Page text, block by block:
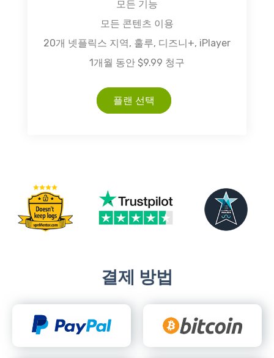
모든 기능
모든 콘텐츠 이용
20개 넷플릭스 지역, 훌루, 디즈니+, iPlayer
1개월 동안 $9.99 청구
플랜 선택
결제 방법